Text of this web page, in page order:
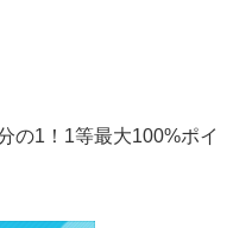
の1！1等最大100%ポイ